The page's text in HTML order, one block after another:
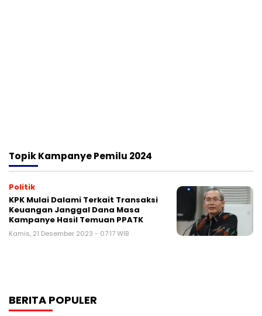
TopikKampanye Pemilu 2024
Politik
KPK Mulai Dalami Terkait Transaksi
Keuangan Janggal Dana Masa
Kampanye Hasil Temuan PPATK
Kamis, 21 Desember 2023 - 07:17 WIB
BERITA POPULER